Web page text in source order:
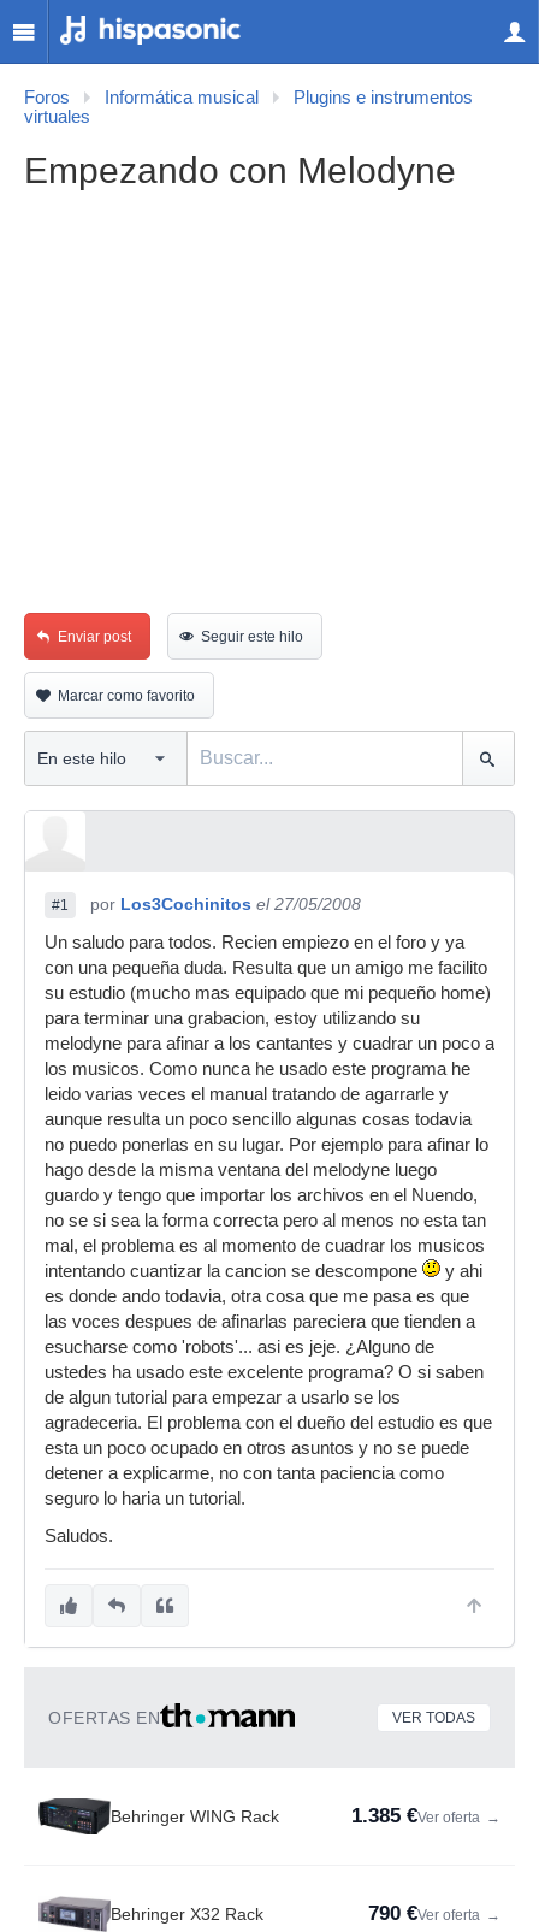
Foros Informática musical
Plugins e instrumentos
virtuales
Empezando con Melodyne
Enviar post Seguir este hilo
Marcar como favorito
#1 por Los3Cochinitos el 27/05/2008
Un saludo para todos. Recien empiezo en el foro y ya
con una pequeña duda. Resulta que un amigo me facilito
su estudio (mucho mas equipado que mi pequeño home)
para terminar una grabacion, estoy utilizando su
melodyne para afinar a los cantantes y cuadrar un poco a
los musicos. Como nunca he usado este programa he
leido varias veces el manual tratando de agarrarle y
aunque resulta un poco sencillo algunas cosas todavia
no puedo ponerlas en su lugar. Por ejemplo para afinar lo
hago desde la misma ventana del melodyne luego
guardo y tengo que importar los archivos en el Nuendo,
no se si sea la forma correcta pero al menos no esta tan
mal, el problema es al momento de cuadrar los musicos
intentando cuantizar la cancion se descompone
y ahi
es donde ando todavia, otra cosa que me pasa es que
las voces despues de afinarlas pareciera que tienden a
esucharse como 'robots'... asi es jeje. ¿Alguno de
ustedes ha usado este excelente programa? O si saben
de algun tutorial para empezar a usarlo se los
agradeceria. El problema con el dueño del estudio es que
esta un poco ocupado en otros asuntos y no se puede
detener a explicarme, no con tanta paciencia como
seguro lo haria un tutorial.
Saludos.
OFERTAS EN VER TODAS
Behringer WING Rack 1.385 €Ver oferta →
Behringer X32 Rack 790 €Ver oferta →